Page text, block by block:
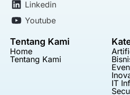
Linkedin
Youtube
Tentang Kami
Home
Tentang Kami
IT